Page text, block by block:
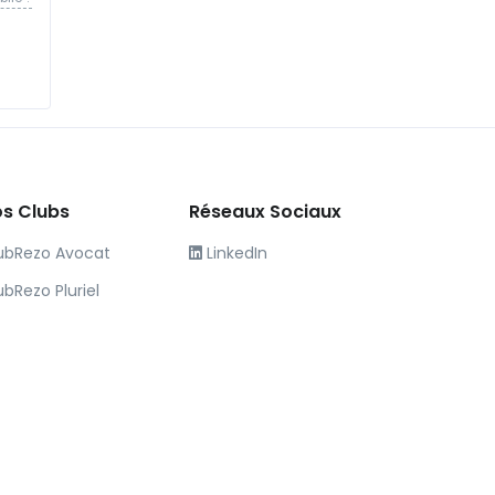
Clubs
Avocat
Pluriel
Réseaux Sociaux
LinkedIn